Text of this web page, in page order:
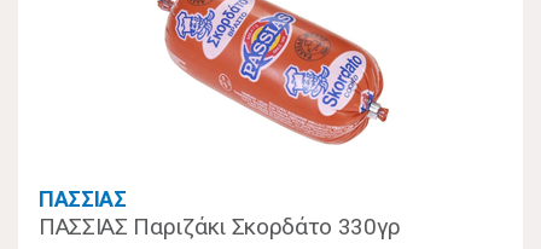
ΠΑΣΣΙΑΣ
ΠΑΣΣΙΑΣ Παριζάκι Σκορδάτο 330γρ